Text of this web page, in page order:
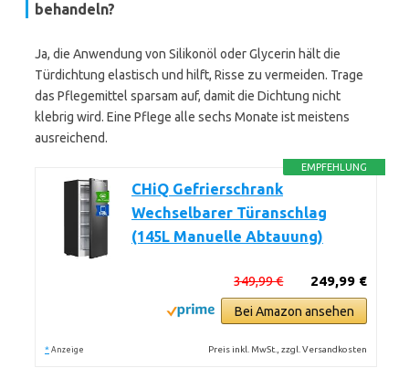
behandeln?
Ja, die Anwendung von Silikonöl oder Glycerin hält die
Türdichtung elastisch und hilft, Risse zu vermeiden. Trage
das Pflegemittel sparsam auf, damit die Dichtung nicht
klebrig wird. Eine Pflege alle sechs Monate ist meistens
ausreichend.
EMPFEHLUNG
CHiQ Gefrierschrank
Wechselbarer Türanschlag
(145L Manuelle Abtauung)
249,99 €
349,99 €
Bei Amazon ansehen
* Anzeige Preis inkl. MwSt., zzgl. Versandkosten